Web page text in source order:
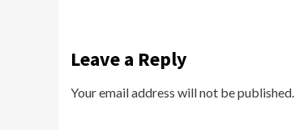
Leave a Reply
Your email address will not be published.